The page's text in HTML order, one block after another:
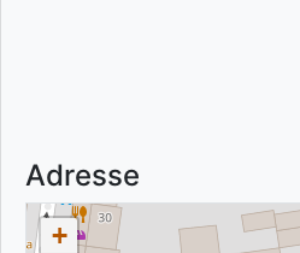
Adresse
+